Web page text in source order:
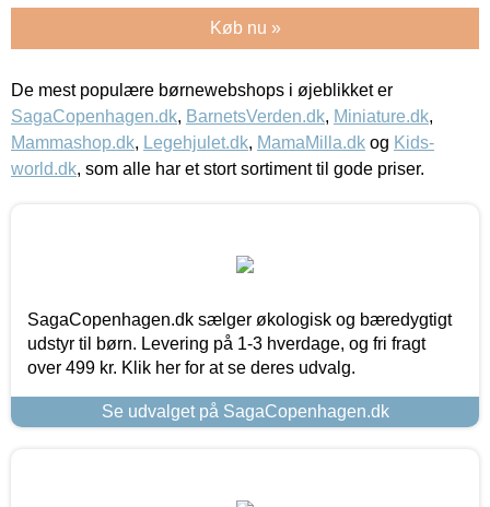
Køb nu »
De mest populære børnewebshops i øjeblikket er
SagaCopenhagen.dk, BarnetsVerden.dk, Miniature.dk,
Mammashop.dk, Legehjulet.dk, MamaMilla.dk og Kids-
world.dk, som alle har et stort sortiment til gode priser.
SagaCopenhagen.dk sælger økologisk og bæredygtigt
udstyr til børn. Levering på 1-3 hverdage, og fri fragt
over 499 kr. Klik her for at se deres udvalg.
Se udvalget på SagaCopenhagen.dk